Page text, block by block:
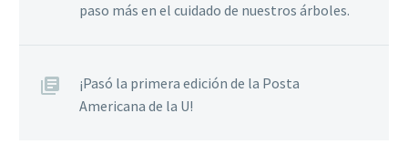
paso más en el cuidado de nuestros árboles.
¡Pasó la primera edición de la Posta
Americana de la U!